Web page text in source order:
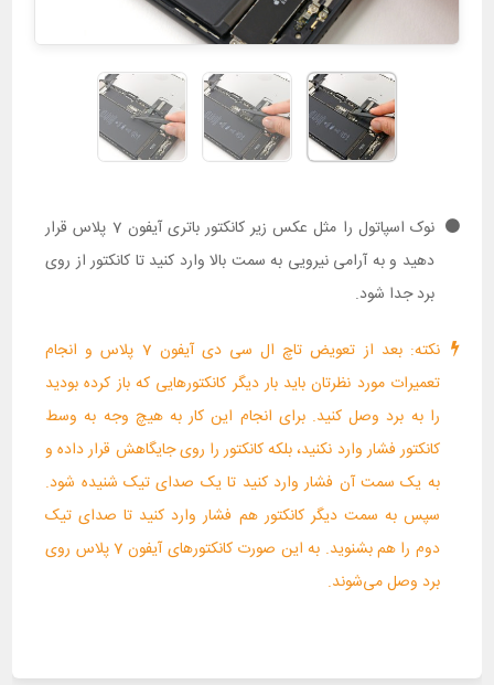
نوک اسپاتول را مثل عکس زیر کانکتور باتری آیفون 7 پلاس قرار
دهید و به آرامی نیرویی به سمت بالا وارد کنید تا کانکتور از روی
برد جدا شود.
نکته: بعد از تعویض تاچ ال سی دی آیفون 7 پلاس و انجام
تعمیرات مورد نظرتان باید بار دیگر کانکتورهایی که باز کرده بودید
را به برد وصل کنید. برای انجام این کار به هیچ وجه به وسط
کانکتور فشار وارد نکنید، بلکه کانکتور را روی جایگاهش قرار داده و
به یک سمت آن فشار وارد کنید تا یک صدای تیک شنیده شود.
سپس به سمت دیگر کانکتور هم فشار وارد کنید تا صدای تیک
دوم را هم بشنوید. به این صورت کانکتورهای آیفون 7 پلاس روی
برد وصل می‌شوند.